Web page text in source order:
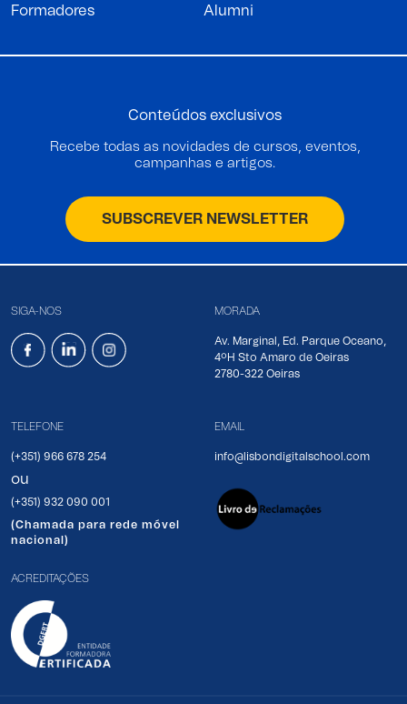
Formadores Alumni
Conteúdos exclusivos
Recebe todas as novidades de cursos, eventos,
campanhas e artigos.
SUBSCREVER NEWSLETTER
SIGA-NOS MORADA
Av. Marginal, Ed. Parque Oceano,
4ºH Sto Amaro de Oeiras
2780-322 Oeiras
TELEFONE
(+351) 966 678 254
ou
(+351) 932 090 001
(Chamada para rede móvel
nacional)
EMAIL
info@lisbondigitalschool.com
ACREDITAÇÕES